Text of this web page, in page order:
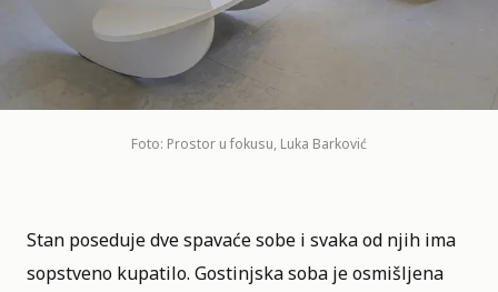
Foto: Prostor u fokusu, Luka Barković
Stan poseduje dve spavaće sobe i svaka od njih ima
sopstveno kupatilo. Gostinjska soba je osmišljena